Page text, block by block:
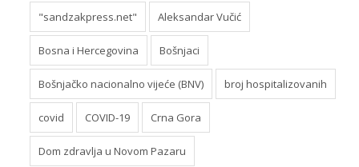
"sandzakpress.net" Aleksandar Vučić
Bosna i Hercegovina Bošnjaci
Bošnjačko nacionalno vijeće (BNV) broj hospitalizovanih
covid COVID-19 Crna Gora
Dom zdravlja u Novom Pazaru